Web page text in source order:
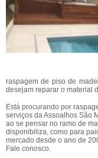
raspagem de piso de
desejam reparar o material
Está procurando por
serviços da Assoalhos São
ao se pensar no ramo de
disponibiliza, como para
mercado desde o ano de
Fale conosco.